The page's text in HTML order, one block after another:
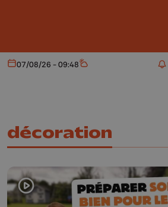
Aujourd'hui
07/08/26 - 09:48 Météo
décoration